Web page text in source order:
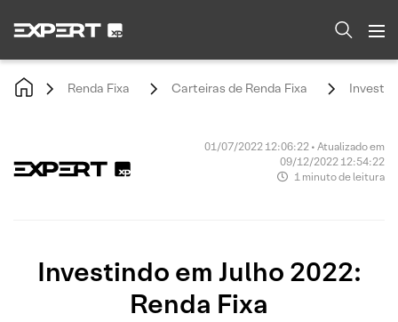
Renda Fixa Carteiras de Renda Fixa
01/07/2022 12:06:22 • Atualizado em
09/12/2022 12:54:22
1 minuto de leitura
Investindo em Julho 2022:
Renda Fixa